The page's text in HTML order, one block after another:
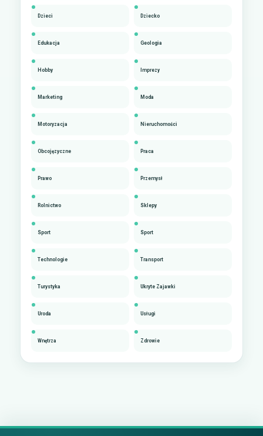
Dzieci Dziecko
Edukacja Geologia
Hobby Imprezy
Marketing Moda
Motoryzacja Nieruchomości
Obcojęzyczne Praca
Prawo Przemysł
Rolnictwo Sklepy
Sport Sport
Technologie Transport
Turystyka Ukryte Zajawki
Uroda Usługi
Wnętrza Zdrowie